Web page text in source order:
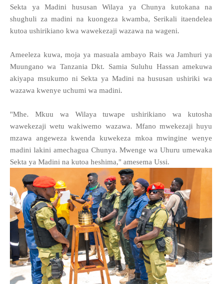
Sekta ya Madini hususan Wilaya ya Chunya kutokana na
shughuli za madini na kuongeza kwamba, Serikali itaendelea
kutoa ushirikiano kwa wawekezaji wazawa na wageni.
Ameeleza kuwa, moja ya masuala ambayo Rais wa Jamhuri ya
Muungano wa Tanzania Dkt. Samia Suluhu Hassan amekuwa
akiyapa msukumo ni Sekta ya Madini na hususan ushiriki wa
wazawa kwenye uchumi wa madini.
"Mhe. Mkuu wa Wilaya tuwape ushirikiano wa kutosha
wawekezaji wetu wakiwemo wazawa. Mfano mwekezaji huyu
mzawa angeweza kwenda kuwekeza mkoa mwingine wenye
madini lakini amechagua Chunya. Mwenge wa Uhuru umewaka
Sekta ya Madini na kutoa heshima," amesema Ussi.